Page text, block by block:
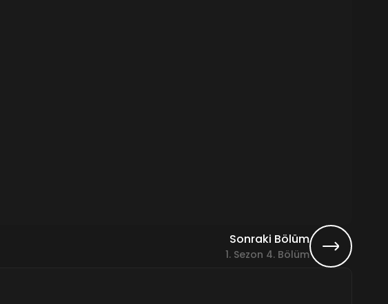
Sonraki Bölüm
1. Sezon 4. Bölüm